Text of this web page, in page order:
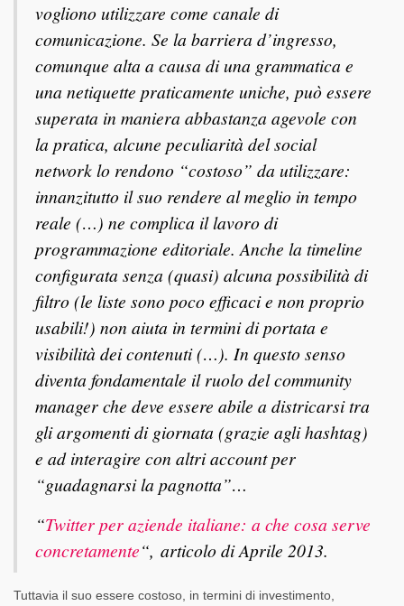
vogliono utilizzare come canale di
comunicazione. Se la barriera d’ingresso,
comunque alta a causa di una grammatica e
una netiquette praticamente uniche, può essere
superata in maniera abbastanza agevole con
la pratica, alcune peculiarità del social
network lo rendono “costoso” da utilizzare:
innanzitutto il suo rendere al meglio in tempo
reale (…) ne complica il lavoro di
programmazione editoriale. Anche la timeline
configurata senza (quasi) alcuna possibilità di
filtro (le liste sono poco efficaci e non proprio
usabili!) non aiuta in termini di portata e
visibilità dei contenuti (…). In questo senso
diventa fondamentale il ruolo del community
manager che deve essere abile a districarsi tra
gli argomenti di giornata (grazie agli hashtag)
e ad interagire con altri account per
“guadagnarsi la pagnotta”…
“Twitter per aziende italiane: a che cosa serve
concretamente“, articolo di Aprile 2013.
Tuttavia il suo essere costoso, in termini di investimento,